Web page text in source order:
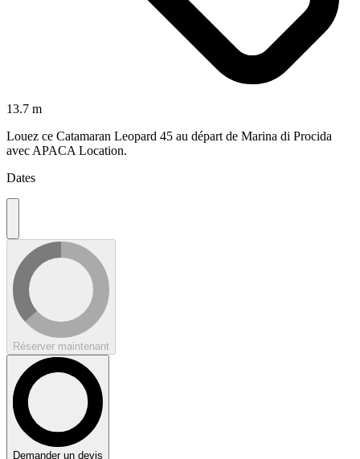
13.7 m
Louez ce Catamaran Leopard 45 au départ de Marina di Procida
avec APACA Location.
Dates
Réserver maintenant
Demander un devis